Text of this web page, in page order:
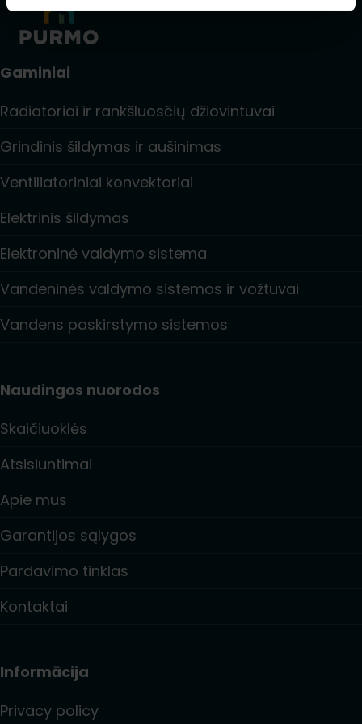
Gaminiai
Radiatoriai ir rankšluosčių džiovintuvai
Grindinis šildymas ir aušinimas
Ventiliatoriniai konvektoriai
Elektrinis šildymas
Elektroninė valdymo sistema
Vandeninės valdymo sistemos ir vožtuvai
Vandens paskirstymo sistemos
Naudingos nuorodos
Skaičiuoklės
Atsisiuntimai
Apie mus
Garantijos sąlygos
Pardavimo tinklas
Kontaktai
Informācija
Privacy policy